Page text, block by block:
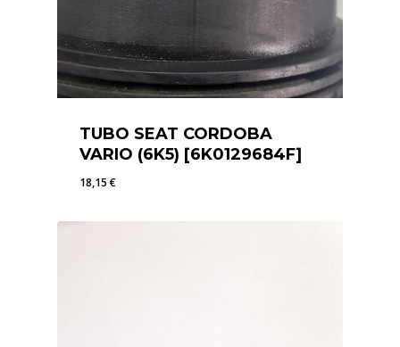
TUBO SEAT CORDOBA
VARIO (6K5) [6K0129684F]
18,15€